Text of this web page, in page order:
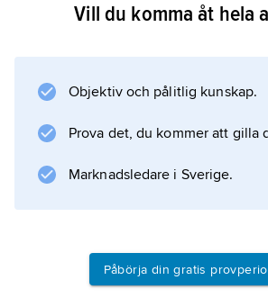
Vill du komma åt hela
Objektiv och pålitlig kunskap.
Prova det, du kommer att gilla
Marknadsledare i Sverige.
Påbörja din gratis